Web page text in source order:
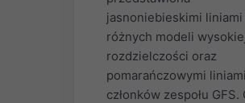
jasnoniebieskimi liniami
różnych modeli
rozdzielczości oraz
pomarańczowymi
członków zespołu GFS.